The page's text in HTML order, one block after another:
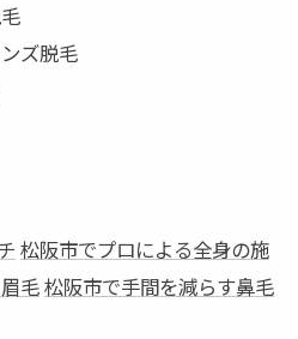
ズ脱毛
松阪市でプロによる全身の施
毛松阪市で手間を減らす鼻毛